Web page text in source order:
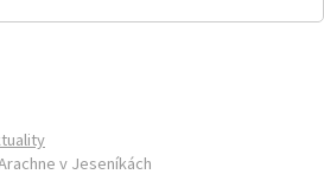
v Jeseníkách